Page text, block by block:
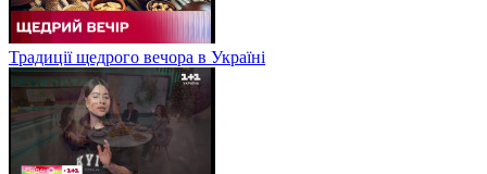
Традиції щедрого вечора в Україні